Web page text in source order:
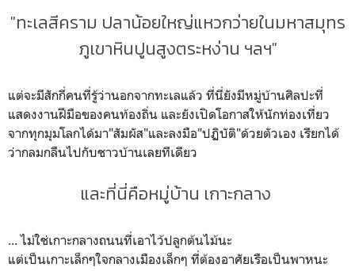
"ทะเลสีคราม ปลาน้อยใหญ่แหวกว่ายในมหาสมุทร
ภูเขาหินปูนสูงตระหง่าน ฯลฯ"
แต่จะมีสักกี่คนที่รู้ว่านอกจากทะเลแล้ว ที่นี่ยังมีหมู่บ้านศิลปะที่
แสดงงานฝีมือของคนท้องถิ่น และยังเปิดโอกาสให้นักท่องเที่ยว
จากทุกมุมโลกได้มา"สัมผัส"และลงมือ"ปฏิบัติ"ด้วยตัวเอง เรียกได้
ว่ากลมกลืนไปกับชาวบ้านเลยทีเดียว
และที่นี่คือหมู่บ้าน เกาะกลาง
... ไม่ใช่เกาะกลางถนนที่เอาไว้ปลูกต้นไม้นะ
แต่เป็นเกาะเล็กๆใจกลางเมืองเล็กๆ ที่ต้องอาศัยเรือเป็นพาหนะ